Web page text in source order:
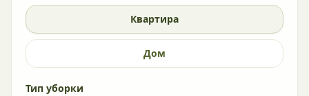
Квартира
Дом
Тип уборки